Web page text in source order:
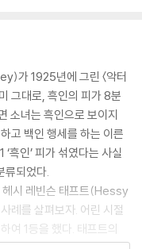
가 1925년에 그린 〈악터
그대로, 흑인의 피가 8분
소녀는 흑인으로 보이지
고 백인 행세를 하는 이른
흑인’ 피가 섞였다는 사실
류되었다.
헤시 레빈슨 태프트(Hessy
를 살펴보자. 어린 시절
여 1등을 했다. 태프트의